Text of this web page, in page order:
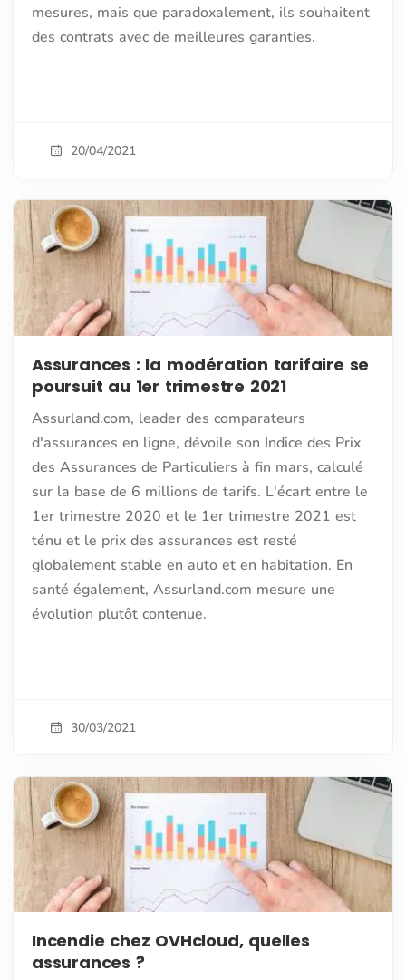
mesures, mais que paradoxalement, ils souhaitent
des contrats avec de meilleures garanties.
20/04/2021
Assurances : la modération tarifaire se
poursuit au 1er trimestre 2021
Assurland.com, leader des comparateurs
d'assurances en ligne, dévoile son Indice des Prix
des Assurances de Particuliers à fin mars, calculé
sur la base de 6 millions de tarifs. L'écart entre le
1er trimestre 2020 et le 1er trimestre 2021 est
ténu et le prix des assurances est resté
globalement stable en auto et en habitation. En
santé également, Assurland.com mesure une
évolution plutôt contenue.
30/03/2021
Incendie chez OVHcloud, quelles
assurances ?